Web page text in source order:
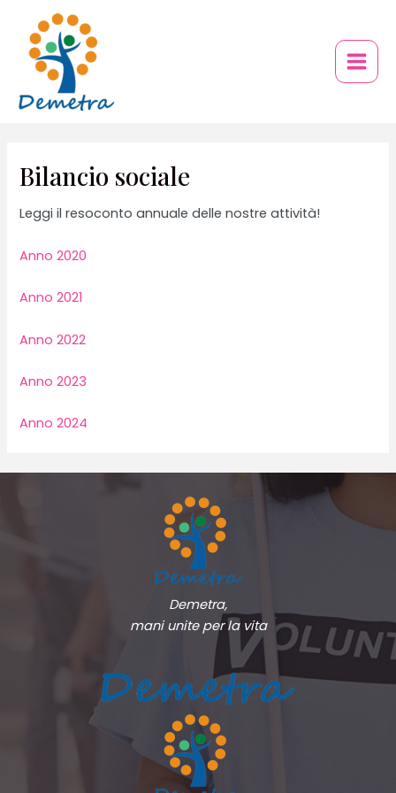
contenuto
Main
Bilancio sociale
Leggi il resoconto annuale delle nostre attività!
Anno 2020
Anno 2021
Anno 2022
Anno 2023
Anno 2024
Demetra,
mani unite per la vita